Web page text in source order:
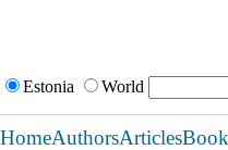
Estonia World
HomeAuthorsArticles